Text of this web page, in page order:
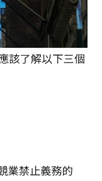
該了解以下三個
業禁止義務的